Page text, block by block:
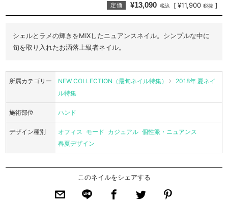
定価 ¥13,090 税込 [ ¥11,900 税抜 ]
シェルとラメの輝きをMIXしたニュアンスネイル。シンプルな中に
旬を取り入れたお洒落上級者ネイル。
所属カテゴリー NEW COLLECTION（最旬ネイル特集）
2018年 夏ネイ
ル特集
施術部位 ハンド
デザイン種別 オフィス モード カジュアル 個性派・ニュアンス
春夏デザイン
このネイルをシェアする